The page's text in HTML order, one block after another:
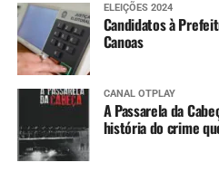
ELEIÇÕES 2024
Candidatos à
Canoas
CANAL OTPLAY
A Passarela da
história do crime